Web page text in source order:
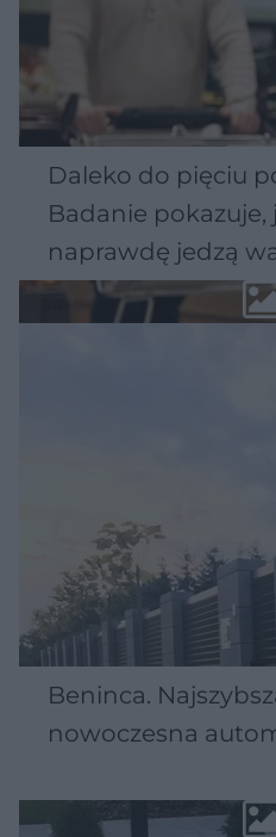
Daleko do pięciu
Badanie pokazuje,
naprawdę jedzą
Beninca.
nowoczesna